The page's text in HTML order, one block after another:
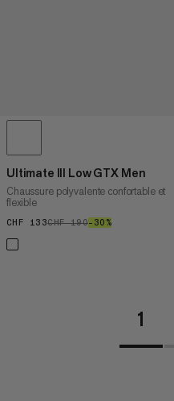
Ultimate III Low GTX Men
Chaussure polyvalente confortable et
flexible
CHF 133CHF 133
CHF 190CHF 190
–30%30%
1